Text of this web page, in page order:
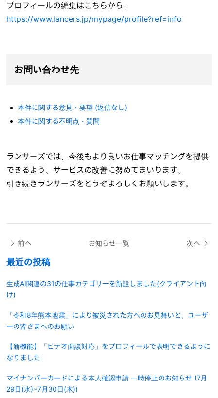
プロフィールの編集はこちらから：
https://www.lancers.jp/mypage/profile?ref=info
お問い合わせ先
本件に関する意見・要望 (返信なし)
本件に関する不明点・質問
ランサーズでは、今後もより良いお仕事マッチングを提供
できるよう、サービスの改善に努めてまいります。
引き続きランサーズをどうぞよろしくお願いします。
前へ お知らせ一覧 次へ
最近の投稿
生成AI関連の31の仕事カテゴリーを新設しました(クライアント向
け)
「令和8年熊本地震」により被災された方へのお見舞いと、ユーザ
ーの皆さまへのお願い
【新機能】「ビデオ面談対応」をプロフィールで表明できるように
なりました
マイナンバーカードによる本人確認申請 一時停止のお知らせ (7月
29日(水)~7月30日(木))